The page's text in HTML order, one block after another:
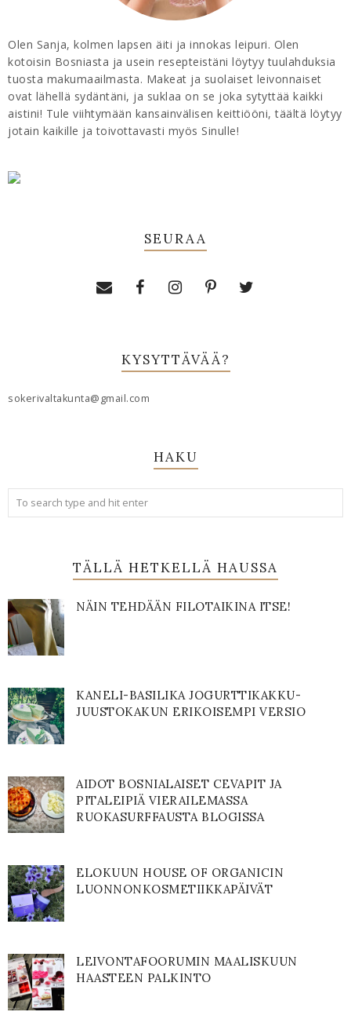
Olen Sanja, kolmen lapsen äiti ja innokas leipuri. Olen
kotoisin Bosniasta ja usein resepteistäni löytyy tuulahduksia
tuosta makumaailmasta. Makeat ja suolaiset leivonnaiset
ovat lähellä sydäntäni, ja suklaa on se joka sytyttää kaikki
aistini! Tule viihtymään kansainvälisen keittiööni, täältä löytyy
jotain kaikille ja toivottavasti myös Sinulle!
SEURAA
KYSYTTÄVÄÄ?
sokerivaltakunta@gmail.com
HAKU
TÄLLÄ HETKELLÄ HAUSSA
NÄIN TEHDÄÄN FILOTAIKINA ITSE!
KANELI-BASILIKA JOGURTTIKAKKU-
JUUSTOKAKUN ERIKOISEMPI VERSIO
AIDOT BOSNIALAISET CEVAPIT JA
PITALEIPIÄ VIERAILEMASSA
RUOKASURFFAUSTA BLOGISSA
ELOKUUN HOUSE OF ORGANICIN
LUONNONKOSMETIIKKAPÄIVÄT
LEIVONTAFOORUMIN MAALISKUUN
HAASTEEN PALKINTO